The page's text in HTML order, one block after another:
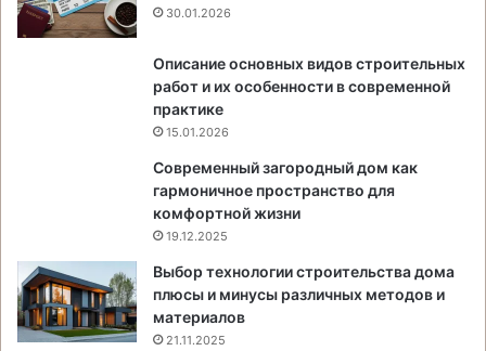
30.01.2026
Описание основных видов строительных
работ и их особенности в современной
практике
15.01.2026
Современный загородный дом как
гармоничное пространство для
комфортной жизни
19.12.2025
Выбор технологии строительства дома
плюсы и минусы различных методов и
материалов
21.11.2025